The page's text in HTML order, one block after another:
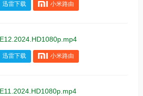
迅雷下载 小米路由
迅雷下载 小米路由